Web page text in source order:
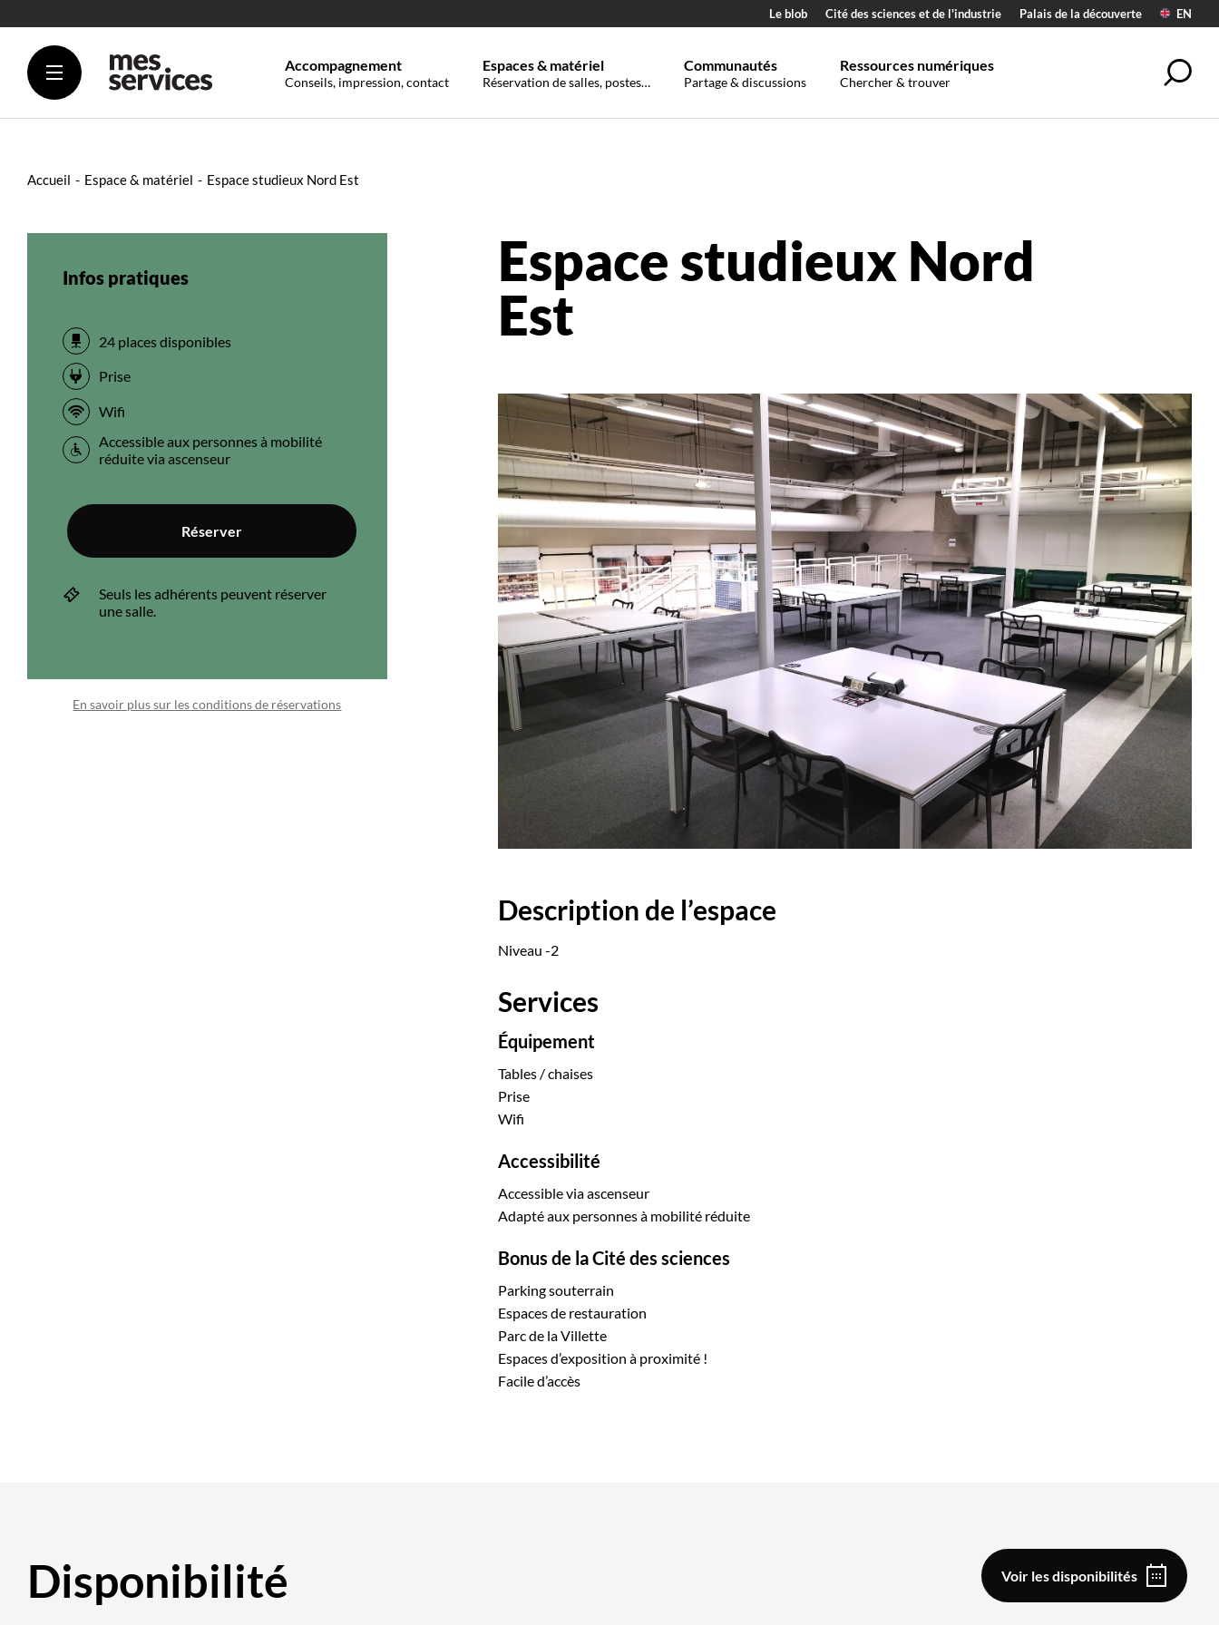
Le blob Cité des sciences et de l'industrie Palais de la découverte EN
Accompagnement
Conseils, impression, contact
Espaces & matériel
Réservation de salles, postes…
Communautés
Partage & discussions
Ressources numériques
Chercher & trouver
Accueil Espace & matériel Espace studieux Nord Est
Espace studieux Nord
Est
Description de l’espace
Niveau -2
Services
Équipement
Tables / chaises
Prise
Wifi
Accessibilité
Accessible via ascenseur
Adapté aux personnes à mobilité réduite
Bonus de la Cité des sciences
Parking souterrain
Espaces de restauration
Parc de la Villette
Espaces d’exposition à proximité !
Facile d’accès
Infos pratiques
24 places disponibles
Prise
Wifi
Accessible aux personnes à mobilité
réduite via ascenseur
Réserver
Seuls les adhérents peuvent réserver
une salle.
En savoir plus sur les conditions de réservations
Disponibilité Voir les disponibilités